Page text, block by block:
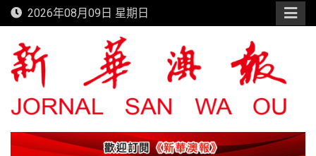
Skip
to
content
2026年08月09日 星期日
新華澳報